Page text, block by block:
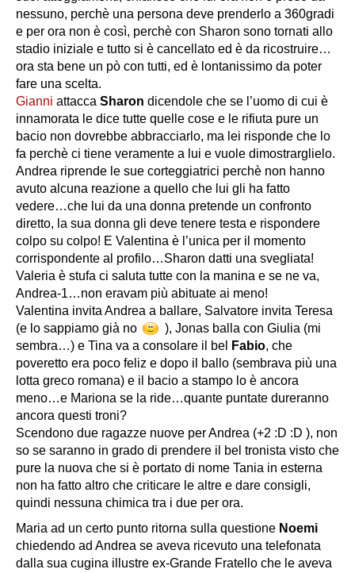
nessuno, perchè una persona deve prenderlo a 360gradi
e per ora non è così, perchè con Sharon sono tornati allo
stadio iniziale e tutto si è cancellato ed è da ricostruire…
ora sta bene un pò con tutti, ed è lontanissimo da poter
fare una scelta.
Gianni attacca Sharon dicendole che se l’uomo di cui è
innamorata le dice tutte quelle cose e le rifiuta pure un
bacio non dovrebbe abbracciarlo, ma lei risponde che lo
fa perchè ci tiene veramente a lui e vuole dimostrarglielo.
Andrea riprende le sue corteggiatrici perchè non hanno
avuto alcuna reazione a quello che lui gli ha fatto
vedere…che lui da una donna pretende un confronto
diretto, la sua donna gli deve tenere testa e rispondere
colpo su colpo! E Valentina è l’unica per il momento
corrispondente al profilo…Sharon datti una svegliata!
Valeria è stufa ci saluta tutte con la manina e se ne va,
Andrea-1…non eravam più abituate ai meno!
Valentina invita Andrea a ballare, Salvatore invita Teresa
(e lo sappiamo già no
), Jonas balla con Giulia (mi
sembra…) e Tina va a consolare il bel
Fabio, che
poveretto era poco feliz e dopo il ballo (sembrava più una
lotta greco romana) e il bacio a stampo lo è ancora
meno…e Mariona se la ride…quante puntate dureranno
ancora questi troni?
Scendono due ragazze nuove per Andrea (+2 :D :D ), non
so se saranno in grado di prendere il bel tronista visto che
pure la nuova che si è portato di nome Tania in esterna
non ha fatto altro che criticare le altre e dare consigli,
quindi nessuna chimica tra i due per ora.
Maria ad un certo punto ritorna sulla questione Noemi
chiedendo ad Andrea se aveva ricevuto una telefonata
dalla sua cugina illustre ex-Grande Fratello che le aveva